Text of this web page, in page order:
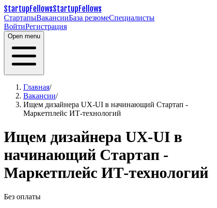
StartupFellowsStartupFellows
СтартапыВакансииБаза резюмеСпециалисты
ВойтиРегистрация
Open menu
Главная/
Вакансии/
Ищем дизайнера UX-UI в начинающий Стартап -
Маркетплейс ИТ-технологий
Ищем дизайнера UX-UI в
начинающий Стартап -
Маркетплейс ИТ-технологий
Без оплаты